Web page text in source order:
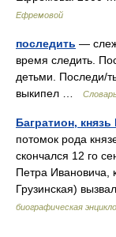
Ефремовой
последить —
время следить.
детьми. Последи/
выкипел …
Багратион,
потомок рода
скончался 12 го
Петра Ивановича,
Грузинская)
биографическая